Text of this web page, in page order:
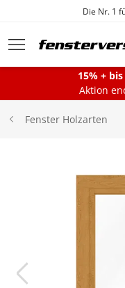
Zum
Die Nr. 1
Fenster
15% +
Aktion
Fenster Holzarten